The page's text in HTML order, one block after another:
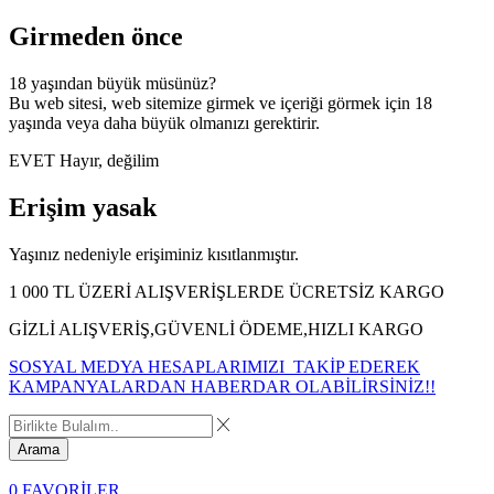
Girmeden önce
18 yaşından büyük müsünüz?
Bu web sitesi, web sitemize girmek ve içeriği görmek için 18
yaşında veya daha büyük olmanızı gerektirir.
EVET Hayır, değilim
Erişim yasak
Yaşınız nedeniyle erişiminiz kısıtlanmıştır.
1 000 TL ÜZERİ ALIŞVERİŞLERDE ÜCRETSİZ KARGO
GİZLİ ALIŞVERİŞ,GÜVENLİ ÖDEME,HIZLI KARGO
SOSYAL MEDYA HESAPLARIMIZI TAKİP EDEREK
KAMPANYALARDAN HABERDAR OLABİLİRSİNİZ!!
Arama
0 FAVORİLER